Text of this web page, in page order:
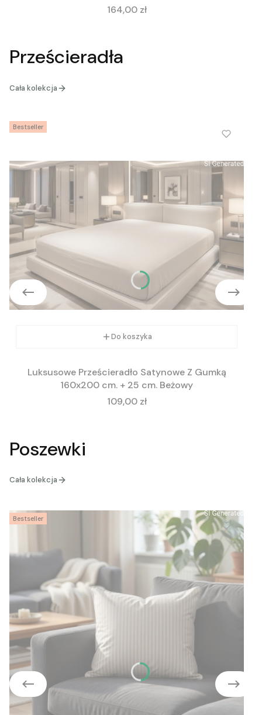
Cena
164,00 zł
Prześcieradła
Cała kolekcja
Bestseller
Do koszyka
Luksusowe Prześcieradło Satynowe Z Gumką
160x200 cm. + 25 cm. Beżowy
Cena
109,00 zł
Poszewki
Cała kolekcja
Bestseller